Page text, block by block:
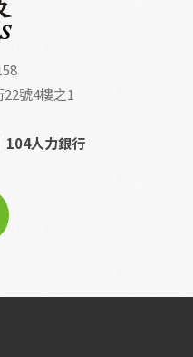
號4樓之1
104人力銀行